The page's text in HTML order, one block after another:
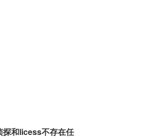
探和licess不存在任